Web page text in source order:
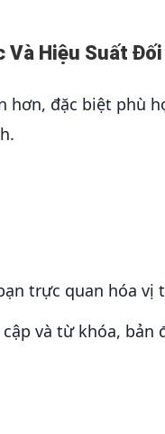
Và Hiệu Suất
hơn, đặc biệt phù
trực quan hóa vị
và từ khóa, bản